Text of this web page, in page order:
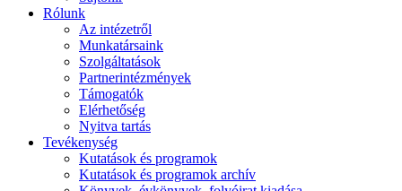
Rólunk
Az intézetről
Munkatársaink
Szolgáltatások
Partnerintézmények
Támogatók
Elérhetőség
Nyitva tartás
Tevékenység
Kutatások és programok
Kutatások és programok archív